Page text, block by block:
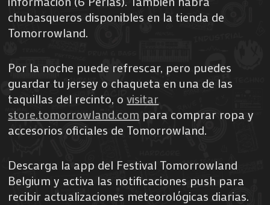
chubasqueros disponibles en la tienda de
Tomorrowland.
Por la noche puede refrescar, pero puedes
guardar tu jersey o chaqueta en una de las
taquillas del recinto, ovisitar
store.tomorrowland.com para comprar ropa y
accesorios oficiales de Tomorrowland.
Descarga la app del Festival Tomorrowland
Belgium y activa las notificaciones push para
recibir actualizaciones meteorológicas diarias.